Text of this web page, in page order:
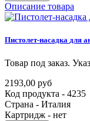
Описание товара
Пистолет-насадка для
Товар под заказ.
2193,00 руб
Код продукта - 4235
Страна - Италия
Картридж - нет